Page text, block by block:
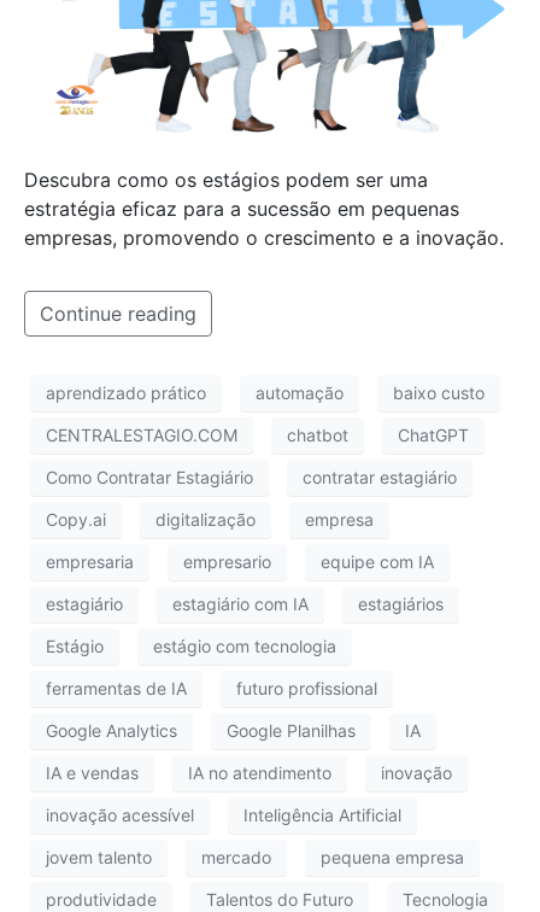
Descubra como os estágios podem ser uma
estratégia eficaz para a sucessão em pequenas
empresas, promovendo o crescimento e a inovação.
Continue reading
aprendizado prático automação baixo custo
CENTRALESTAGIO.COM chatbot ChatGPT
Como Contratar Estagiário contratar estagiário
Copy.ai digitalização empresa
empresaria empresario equipe com IA
estagiário estagiário com IA estagiários
Estágio estágio com tecnologia
ferramentas de IA futuro profissional
Google Analytics Google Planilhas IA
IA e vendas IA no atendimento inovação
inovação acessível Inteligência Artificial
jovem talento mercado pequena empresa
produtividade Talentos do Futuro Tecnologia